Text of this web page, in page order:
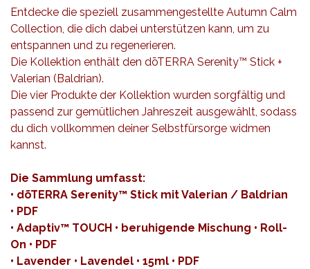
Entdecke die speziell zusammengestellte Autumn Calm
Collection, die dich dabei unterstützen kann, um zu
entspannen und zu regenerieren.
Die Kollektion enthält den dōTERRA Serenity™ Stick +
Valerian (Baldrian).
Die vier Produkte der Kollektion wurden sorgfältig und
passend zur gemütlichen Jahreszeit ausgewählt, sodass
du dich vollkommen deiner Selbstfürsorge widmen
kannst.
Die Sammlung umfasst:
• dõTERRA Serenity™ Stick mit Valerian / Baldrian
• PDF
• Adaptiv™ TOUCH • beruhigende Mischung • Roll-
On • PDF
• Lavender • Lavendel • 15ml • PDF